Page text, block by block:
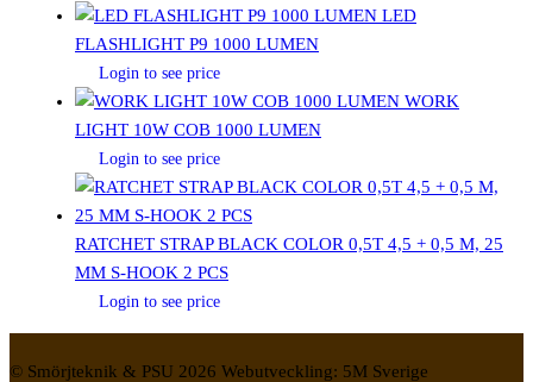
LED
FLASHLIGHT P9 1000 LUMEN
Login to see price
WORK
LIGHT 10W COB 1000 LUMEN
Login to see price
RATCHET STRAP BLACK COLOR 0,5T 4,5 + 0,5 M, 25
MM S-HOOK 2 PCS
Login to see price
© Smörjteknik & PSU 2026 Webutveckling: 5M Sverige